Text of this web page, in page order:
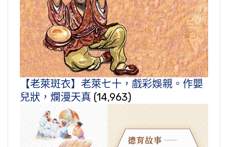
【老萊斑衣】老萊七十，戲彩娛親。作嬰
兒狀，爛漫天真 (14,963)